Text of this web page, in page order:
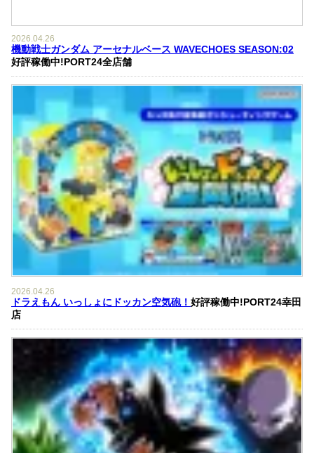
2026.04.26
機動戦士ガンダム アーセナルベース WAVECHOES SEASON:02
好評稼働中!PORT24全店舗
2026.04.26
ドラえもん いっしょにドッカン空気砲！ 好評稼働中!PORT24幸田
店